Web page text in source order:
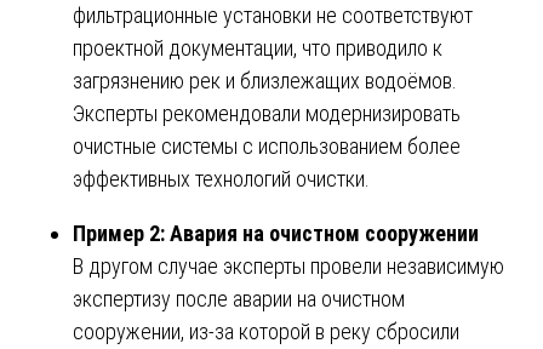
фильтрационные установки не соответствуют
проектной документации, что приводило к
загрязнению рек и близлежащих водоёмов.
Эксперты рекомендовали модернизировать
очистные системы с использованием более
эффективных технологий очистки.
Пример 2: Авария на очистном сооружении
В другом случае эксперты провели независимую
экспертизу после аварии на очистном
сооружении, из-за которой в реку сбросили